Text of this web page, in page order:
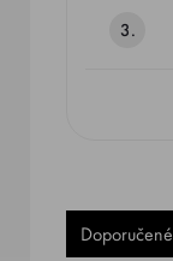
3.
Doporučené